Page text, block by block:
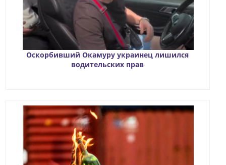
Оскорбивший Окамуру украинец лишился
водительских прав